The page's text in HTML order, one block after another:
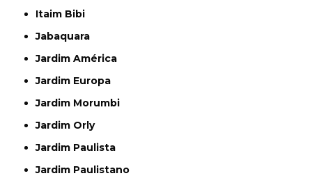
Itaim Bibi
Jabaquara
Jardim América
Jardim Europa
Jardim Morumbi
Jardim Orly
Jardim Paulista
Jardim Paulistano